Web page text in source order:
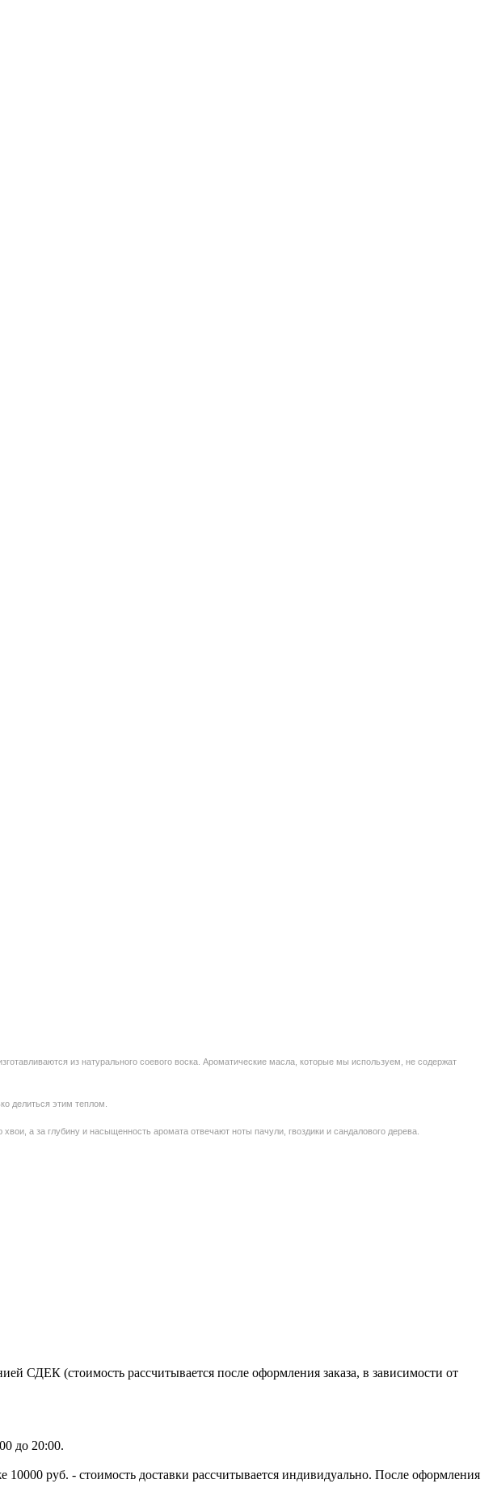
из натурального соевого воска. Ароматические масла, которые мы используем, не содержат
делиться этим теплом.
а за глубину и насыщенность аромата отвечают ноты пачули, гвоздики и сандалового дерева.
СДЕК (стоимость рассчитывается после оформления заказа, в зависимости от
до 20:00.
руб. - стоимость доставки рассчитывается индивидуально. После оформления